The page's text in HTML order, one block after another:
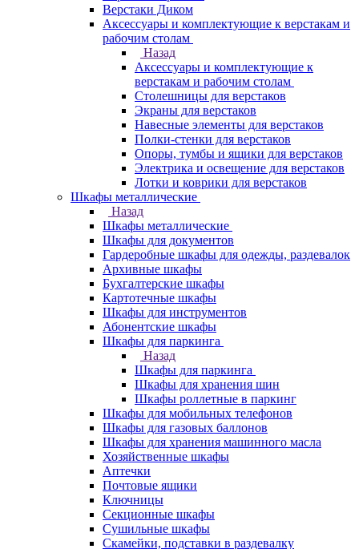
Верстаки Диком
Аксессуары и комплектующие к верстакам и
рабочим столам
Назад
Аксессуары и комплектующие к
верстакам и рабочим столам
Столешницы для верстаков
Экраны для верстаков
Навесные элементы для верстаков
Полки-стенки для верстаков
Опоры, тумбы и ящики для верстаков
Электрика и освещение для верстаков
Лотки и коврики для верстаков
Шкафы металлические
Назад
Шкафы металлические
Шкафы для документов
Гардеробные шкафы для одежды, раздевалок
Архивные шкафы
Бухгалтерские шкафы
Картотечные шкафы
Шкафы для инструментов
Абонентские шкафы
Шкафы для паркинга
Назад
Шкафы для паркинга
Шкафы для хранения шин
Шкафы роллетные в паркинг
Шкафы для мобильных телефонов
Шкафы для газовых баллонов
Шкафы для хранения машинного масла
Хозяйственные шкафы
Аптечки
Почтовые ящики
Ключницы
Секционные шкафы
Сушильные шкафы
Скамейки, подставки в раздевалку